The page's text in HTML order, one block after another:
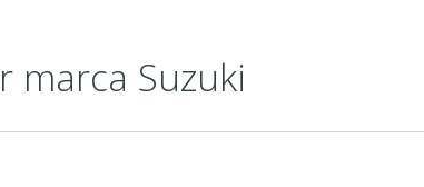
marca Suzuki